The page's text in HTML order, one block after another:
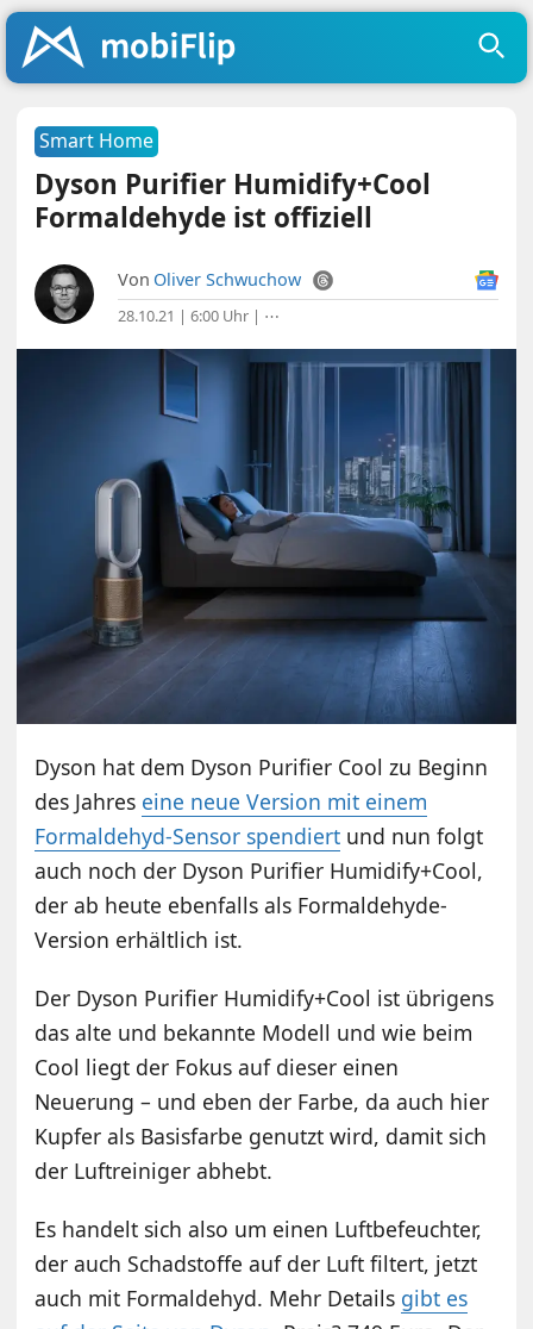
Smart Home
Dyson Purifier Humidify+Cool
Formaldehyde ist offiziell
Von Oliver Schwuchow
28.10.21 | 6:00 Uhr | ⋯
Dyson hat dem Dyson Purifier Cool zu Beginn
des Jahres eine neue Version mit einem
Formaldehyd-Sensor spendiert und nun folgt
auch noch der Dyson Purifier Humidify+Cool,
der ab heute ebenfalls als Formaldehyde-
Version erhältlich ist.
Der Dyson Purifier Humidify+Cool ist übrigens
das alte und bekannte Modell und wie beim
Cool liegt der Fokus auf dieser einen
Neuerung – und eben der Farbe, da auch hier
Kupfer als Basisfarbe genutzt wird, damit sich
der Luftreiniger abhebt.
Es handelt sich also um einen Luftbefeuchter,
der auch Schadstoffe auf der Luft filtert, jetzt
auch mit Formaldehyd. Mehr Details gibt es